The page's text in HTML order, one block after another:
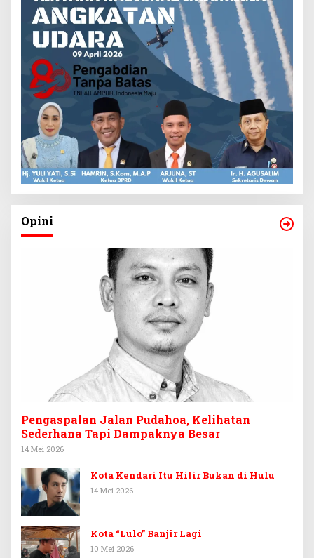
Opini
Pengaspalan Jalan Pudahoa, Kelihatan
Sederhana Tapi Dampaknya Besar
14 Mei 2026
Kota Kendari Itu Hilir Bukan di Hulu
14 Mei 2026
Kota “Lulo” Banjir Lagi
10 Mei 2026